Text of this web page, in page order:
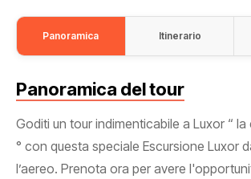
Panoramica Itinerario
Panoramica del tour
Goditi un tour indimenticabile a Luxor “
° con questa speciale Escursione Luxor
l’aereo. Prenota ora per avere